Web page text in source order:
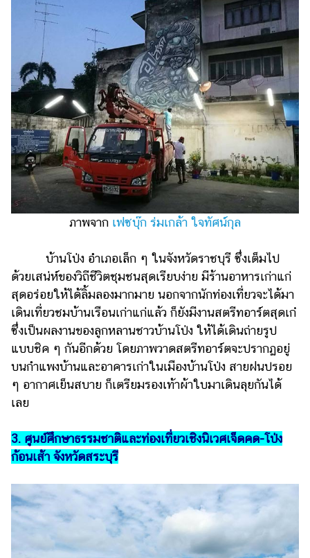
ภาพจาก เฟซบุ๊ก ร่มเกล้า ใจทัศน์กุล
บ้านโป่ง อำเภอเล็ก ๆ ในจังหวัดราชบุรี ซึ่งเต็มไป
ด้วยเสน่ห์ของวิถีชีวิตชุมชนสุดเรียบง่าย มีร้านอาหารเก่าแก่
สุดอร่อยให้ได้ลิ้มลองมากมาย นอกจากนักท่องเที่ยวจะได้มา
เดินเที่ยวชมบ้านเรือนเก่าแก่แล้ว ก็ยังมีงานสตรีทอาร์ตสุดเก๋
ซึ่งเป็นผลงานของลูกหลานชาวบ้านโป่ง ให้ได้เดินถ่ายรูป
แบบชิค ๆ กันอีกด้วย โดยภาพวาดสตรีทอาร์ตจะปรากฏอยู่
บนกำแพงบ้านและอาคารเก่าในเมืองบ้านโป่ง สายฝนปรอย
ๆ อากาศเย็นสบาย ก็เตรียมรองเท้าผ้าใบมาเดินลุยกันได้
เลย
3. ศูนย์ศึกษาธรรมชาติและท่องเที่ยวเชิงนิเวศเจ็ดคด-โป่ง
ก้อนเส้า จังหวัดสระบุรี